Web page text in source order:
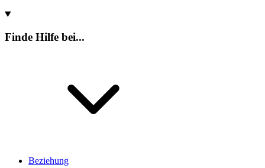
Finde Hilfe bei...
Beziehung